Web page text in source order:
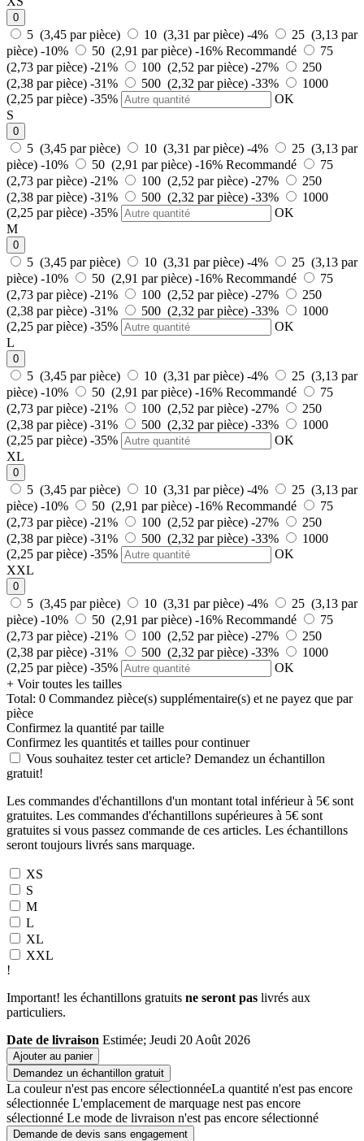
0
5 (3,45 par pièce) 10 (3,31 par pièce) -4%
25 (3,13 par
pièce) -10% 50 (2,91 par pièce) -16% Recommandé
75
(2,73 par pièce) -21% 100 (2,52 par pièce) -27%
250
(2,38 par pièce) -31% 500 (2,32 par pièce) -33%
1000
(2,25 par pièce) -35%
OK
S
0
5 (3,45 par pièce) 10 (3,31 par pièce) -4%
25 (3,13 par
pièce) -10% 50 (2,91 par pièce) -16% Recommandé
75
(2,73 par pièce) -21% 100 (2,52 par pièce) -27%
250
(2,38 par pièce) -31% 500 (2,32 par pièce) -33%
1000
(2,25 par pièce) -35%
OK
M
0
5 (3,45 par pièce) 10 (3,31 par pièce) -4%
25 (3,13 par
pièce) -10% 50 (2,91 par pièce) -16% Recommandé
75
(2,73 par pièce) -21% 100 (2,52 par pièce) -27%
250
(2,38 par pièce) -31% 500 (2,32 par pièce) -33%
1000
(2,25 par pièce) -35%
OK
L
0
5 (3,45 par pièce) 10 (3,31 par pièce) -4%
25 (3,13 par
pièce) -10% 50 (2,91 par pièce) -16% Recommandé
75
(2,73 par pièce) -21% 100 (2,52 par pièce) -27%
250
(2,38 par pièce) -31% 500 (2,32 par pièce) -33%
1000
(2,25 par pièce) -35%
OK
XL
0
5 (3,45 par pièce) 10 (3,31 par pièce) -4%
25 (3,13 par
pièce) -10% 50 (2,91 par pièce) -16% Recommandé
75
(2,73 par pièce) -21% 100 (2,52 par pièce) -27%
250
(2,38 par pièce) -31% 500 (2,32 par pièce) -33%
1000
(2,25 par pièce) -35%
OK
XXL
0
5 (3,45 par pièce) 10 (3,31 par pièce) -4%
25 (3,13 par
pièce) -10% 50 (2,91 par pièce) -16% Recommandé
75
(2,73 par pièce) -21% 100 (2,52 par pièce) -27%
250
(2,38 par pièce) -31% 500 (2,32 par pièce) -33%
1000
(2,25 par pièce) -35%
OK
+ Voir toutes les tailles
Total: 0 Commandez pièce(s) supplémentaire(s) et ne payez que par
pièce
Confirmez la quantité par taille
Confirmez les quantités et tailles pour continuer
Vous souhaitez tester cet article? Demandez un échantillon
gratuit!
Les commandes d'échantillons d'un montant total inférieur à 5€ sont
gratuites. Les commandes d'échantillons supérieures à 5€ sont
gratuites si vous passez commande de ces articles. Les échantillons
seront toujours livrés sans marquage.
XS
S
M
L
XL
XXL
!
Important! les échantillons gratuits ne seront pas livrés aux
particuliers.
Date de livraison Estimée; Jeudi 20 Août 2026
Ajouter au panier
Demandez un échantillon gratuit
La couleur n'est pas encore sélectionnéeLa quantité n'est pas encore
sélectionnée L'emplacement de marquage nest pas encore
sélectionné Le mode de livraison n'est pas encore sélectionné
Demande de devis sans engagement